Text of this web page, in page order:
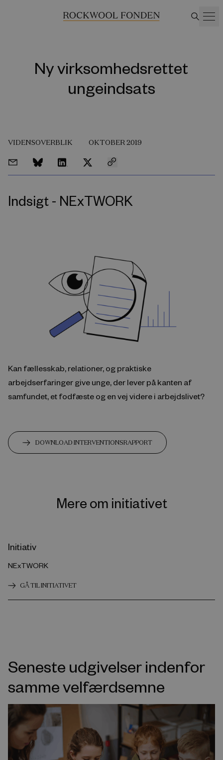
Ny virksomhedsrettet
ungeindsats
VIDENSOVERBLIK OKTOBER 2019
Indsigt - NExTWORK
Kan fællesskab, relationer, og praktiske
arbejdserfaringer give unge, der lever på kanten af
samfundet, et fodfæste og en vej videre i arbejdslivet?
DOWNLOAD INTERVENTIONSRAPPORT
Mere om initiativet
Initiativ
NExTWORK
GÅ TIL INITIATIVET
Seneste udgivelser indenfor
samme velfærdsemne